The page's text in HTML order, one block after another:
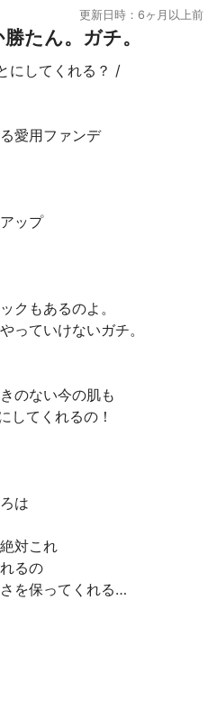
更新日時：6ヶ月以上前
たん。ガチ。
にしてくれる？ /
愛用ファンデ
ップ
クもあるのよ。
っていけないガチ。
のない今の肌も
してくれるの！
は
対これ
るの
を保ってくれる…